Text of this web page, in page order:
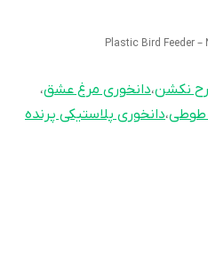
Plastic Bird Feeder –
نکشن،دانخوری مرغ عشق،
طوطی،دانخوری پلاستیکی پرنده